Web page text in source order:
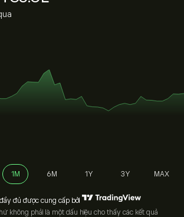
1M 6M 1Y 3Y MAX
đủ được cung cấp bởi
không phải là một dấu hiệu cho thấy các kết quả